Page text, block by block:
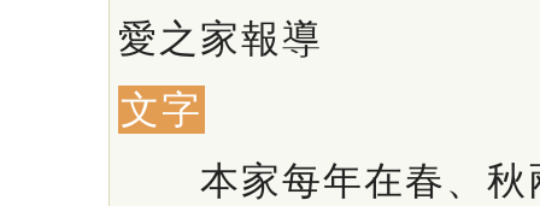
愛之家報導
文字
本家每年在春、秋